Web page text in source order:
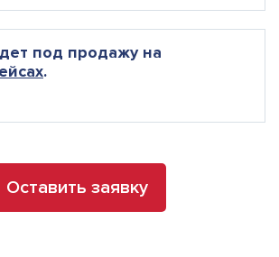
под продажу на
.
Оставить заявку